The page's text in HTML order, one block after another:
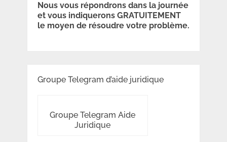
Nous vous répondrons dans la journée
et vous indiquerons GRATUITEMENT
le moyen de résoudre votre problème.
Groupe Telegram d’aide juridique
Groupe Telegram Aide
Juridique